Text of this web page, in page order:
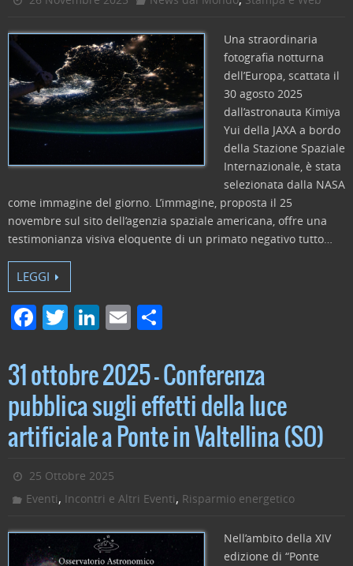
Una straordinaria
fotografia notturna
dell’Europa, scattata il
30 agosto 2025
dall’astronauta Kimiya
Yui della JAXA a bordo
della Stazione Spaziale
Internazionale, è stata
selezionata dalla NASA
come immagine del giorno. L’immagine, proposta il 25
novembre sul sito dell’agenzia spaziale americana, offre una
testimonianza visiva eloquente di un primato negativo tutto…
LEGGI
F
c
e
b
o
o
k
T
itt
er
Li
k
e
dI
n
E
ai
l
n
di
vi
di
31 ottobre 2025 – Conferenza
pubblica sugli effetti della luce
artificiale a Ponte in Valtellina (SO)
25 Ottobre 2025
Eventi, Incontri e Altri Eventi, Risparmio energetico
Nell’ambito della XIV
edizione di “Ponte